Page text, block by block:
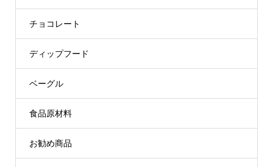
チョコレート
ディップフード
ベーグル
食品原材料
お勧め商品